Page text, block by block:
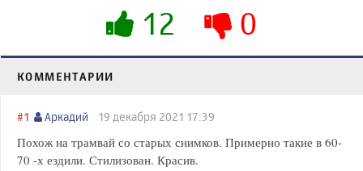
12 0
КОММЕНТАРИИ
#1 Аркадий 19 декабря 2021 17:39
Похож на трамвай со старых снимков. Примерно такие в 60-
70 -х ездили. Стилизован. Красив.